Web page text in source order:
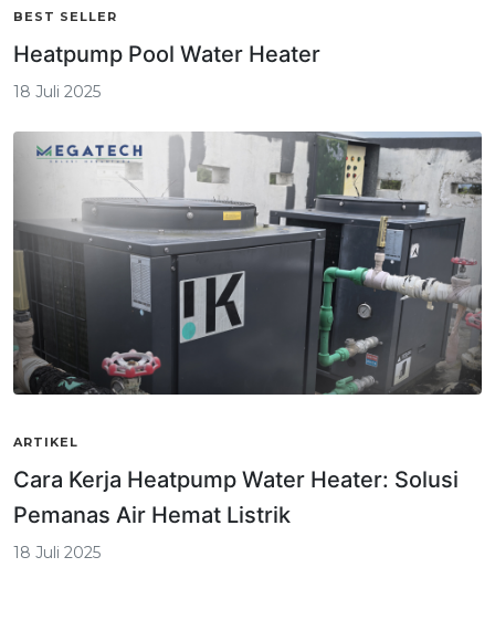
BEST SELLER
Heatpump Pool Water Heater
18 Juli 2025
ARTIKEL
Cara Kerja Heatpump Water Heater: Solusi
Pemanas Air Hemat Listrik
18 Juli 2025